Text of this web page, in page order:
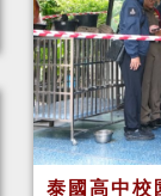
泰國高中